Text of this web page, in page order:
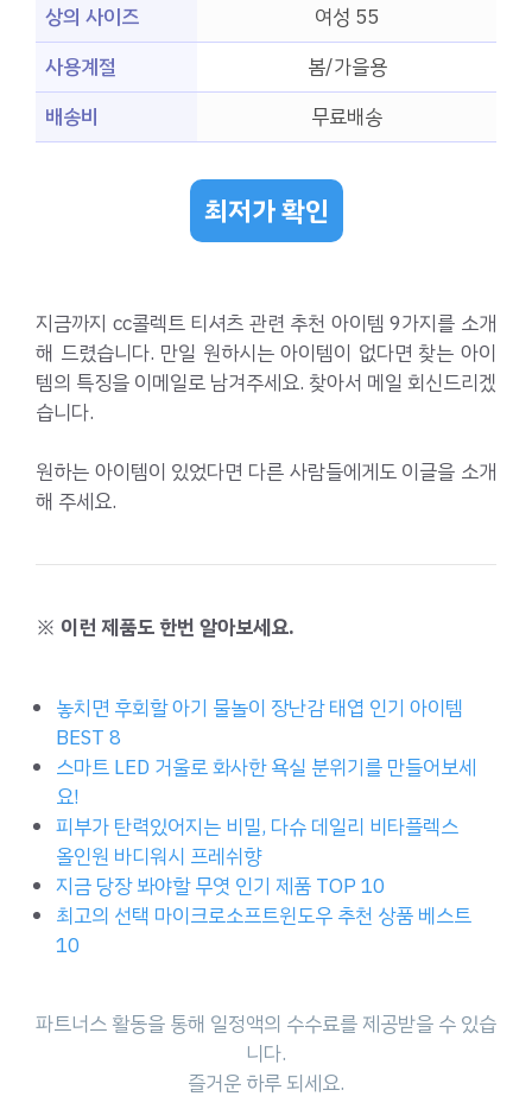
상의 사이즈
여성 55
사용계절
봄/가을용
배송비
무료배송
최저가 확인
지금까지 cc콜렉트 티셔츠 관련 추천 아이템 9가지를 소개
해 드렸습니다. 만일 원하시는 아이템이 없다면 찾는 아이
템의 특징을 이메일로 남겨주세요. 찾아서 메일 회신드리겠
습니다.
원하는 아이템이 있었다면 다른 사람들에게도 이글을 소개
해 주세요.
※ 이런 제품도 한번 알아보세요.
놓치면 후회할 아기 물놀이 장난감 태엽 인기 아이템
BEST 8
스마트 LED 거울로 화사한 욕실 분위기를 만들어보세
요!
피부가 탄력있어지는 비밀, 다슈 데일리 비타플렉스
올인원 바디워시 프레쉬향
지금 당장 봐야할 무엿 인기 제품 TOP 10
최고의 선택 마이크로소프트윈도우 추천 상품 베스트
10
파트너스 활동을 통해 일정액의 수수료를 제공받을 수 있습
니다.
즐거운 하루 되세요.